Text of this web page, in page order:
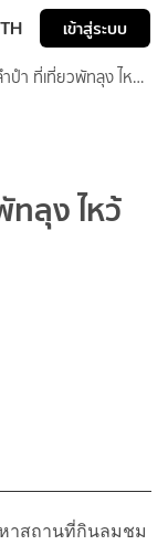
TH เข้าสู่ระบบ
ปำ ที่เที่ยวพัทลุง ไหว้
ลุง ไหว้
าสถานที่กินลมชม